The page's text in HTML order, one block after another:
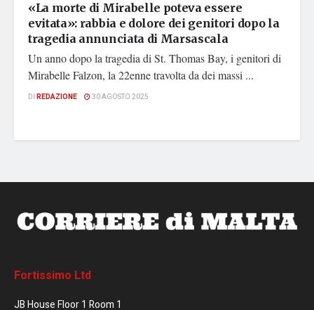
«La morte di Mirabelle poteva essere
evitata»: rabbia e dolore dei genitori dopo la
tragedia annunciata di Marsascala
Un anno dopo la tragedia di St. Thomas Bay, i genitori di
Mirabelle Falzon, la 22enne travolta da dei massi ...
DI REDAZIONE 30 AGOSTO 2025
Fortissimo Ltd
JB House Floor 1 Room 1